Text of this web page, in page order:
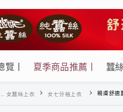
覽丨 夏季商品推薦丨 蠶
... 女蠶絲上衣 女七分袖上衣 親膚舒適蠶絲